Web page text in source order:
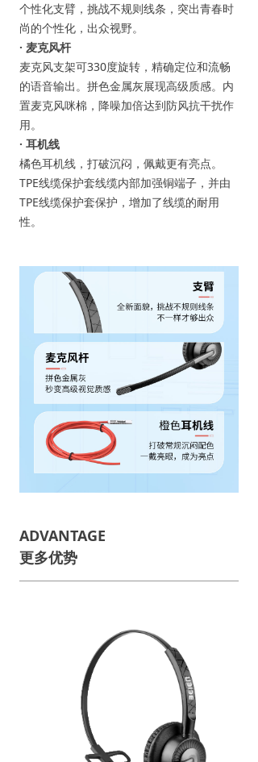
个性化支臂，挑战不规则线条，突出青春时
尚的个性化，出众视野。
· 麦克风杆
麦克风支架可330度旋转，精确定位和流畅
的语音输出。拼色金属灰展现高级质感。内
置麦克风咪棉，降噪加倍达到防风抗干扰作
用。
· 耳机线
橘色耳机线，打破沉闷，佩戴更有亮点。
TPE线缆保护套线缆内部加强铜端子，并由
TPE线缆保护套保护，增加了线缆的耐用
性。
ADVANTAGE
更多优势